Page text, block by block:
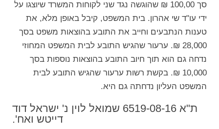
סך 100,00 ₪ שהוגשה נגד שני לקוחות המשרד שיוצגו על
ידי עו"ד שי אהרון. בית המשפט, קיבל באופן מלא, את
טענות הנתבעים וחייב את התובע בהוצאות משפט בסך
28,000 ₪. ערעור שהגיש התובע לבית המשפט המחוזי
נדחה גם הוא תוך חיוב התובע בהוצאות נוספות בסך
10,000 ₪. בקשת רשות ערעור שהגיש התובע לבית
המשפט העליון נדחתה גם היא.
ת"א 6519-08-16 שמואל לוין נ' ישראל דוד
דייטש ואח'.